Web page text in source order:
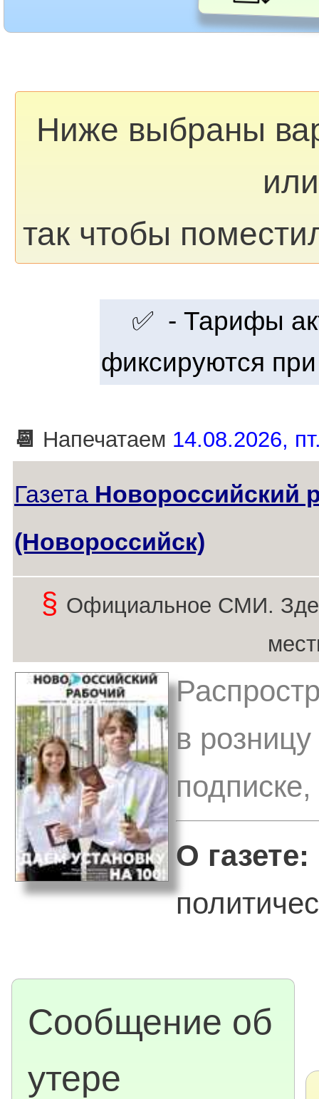
Ниже выбраны
так чтобы
✅ - Тарифы
фиксируются
📆 Напечатаем 14.08.2026,
Газета Новороссийский
(Новороссийск)
§ Официальное СМИ.
в
О газете:
Сообщение об
утере